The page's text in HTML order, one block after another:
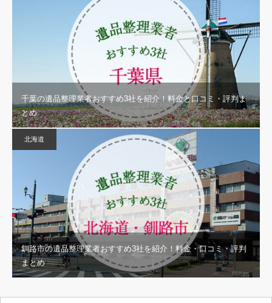
千葉の遺品整理業者おすすめ3社を紹介！料金と口コミ・評判ま
とめ
北海道
釧路市の遺品整理業者おすすめ3社を紹介！料金・口コミ・評判
まとめ